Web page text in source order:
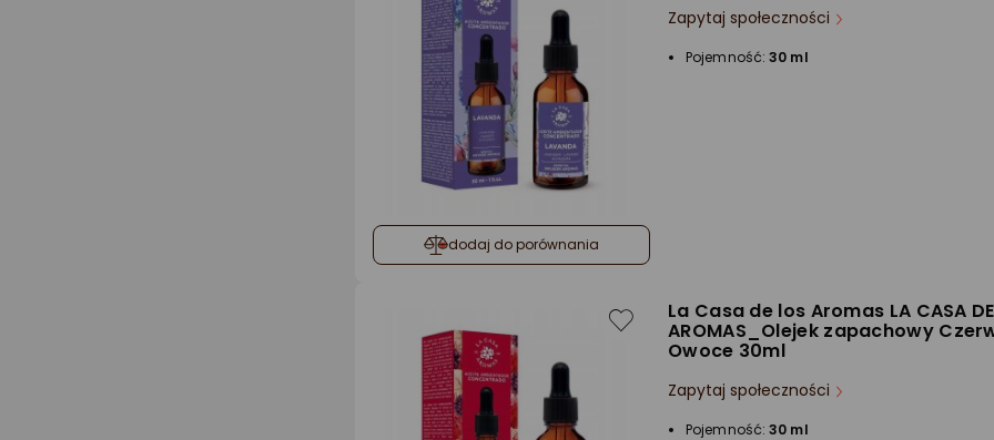
dodaj do porównania
Zapytaj społeczności
Pojemność:30 ml
La Casa de los Aromas LA CASA DE
AROMAS_Olejek zapachowy
Owoce 30ml
Zapytaj społeczności
Pojemność:30 ml